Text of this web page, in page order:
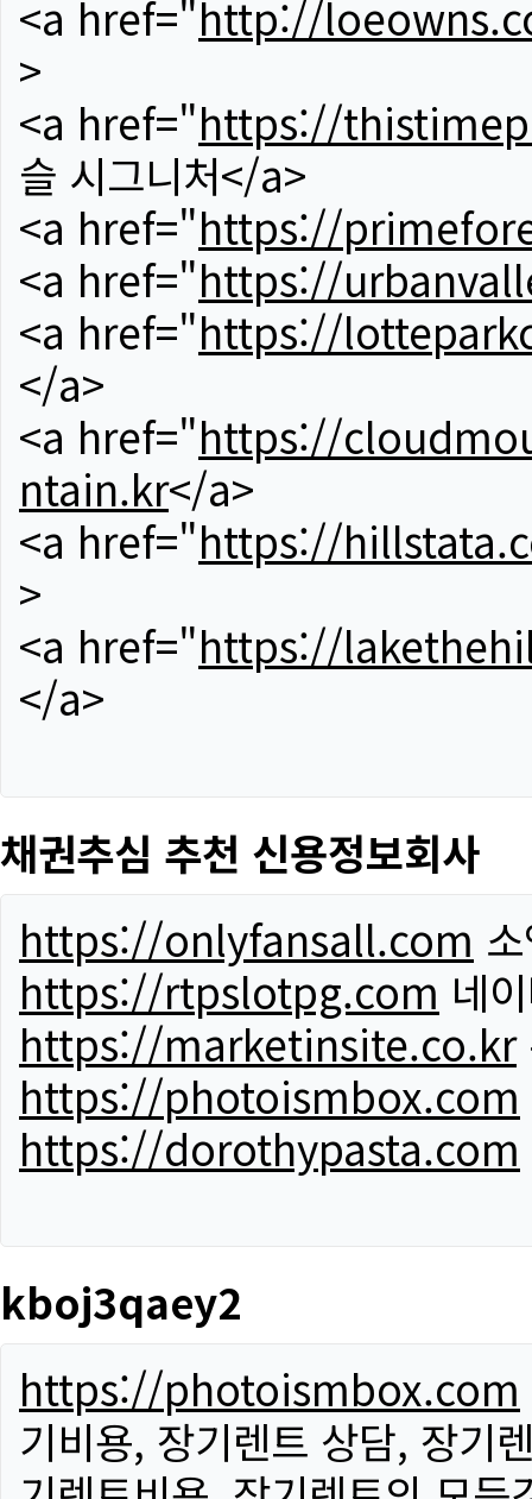
<a href="http://
>
<a href="https://
슬 시그니처</a>
<a href="https://
<a href="https://
<a href="https://
</a>
<a href="https://
ntain.kr</a>
<a href="https://
>
<a href="https://
</a>
채권추심 추천 신용정보회사
https://onlyfansall.com
https://rtpslotpg.com 네
https://marketinsite.co.kr
https://photoismbox.com
https://dorothypasta.com
kboj3qaey2
https://photoismbox.com
기비용, 장기렌트 상담, 장기